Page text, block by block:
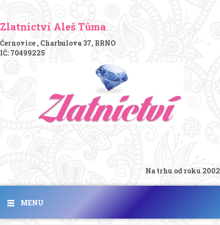
Zlatnictví Aleš Tůma
Černovice , Charbulova 37, BRNO
IČ: 70499225
Na trhu od roku 2002
MENU